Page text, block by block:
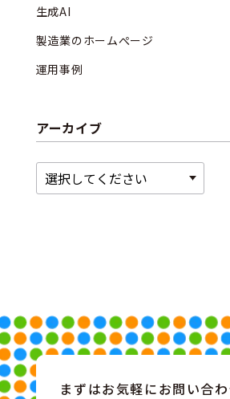
生成AI
製造業のホームぺージ
運用事例
アーカイブ
まずはお気軽にお問い合